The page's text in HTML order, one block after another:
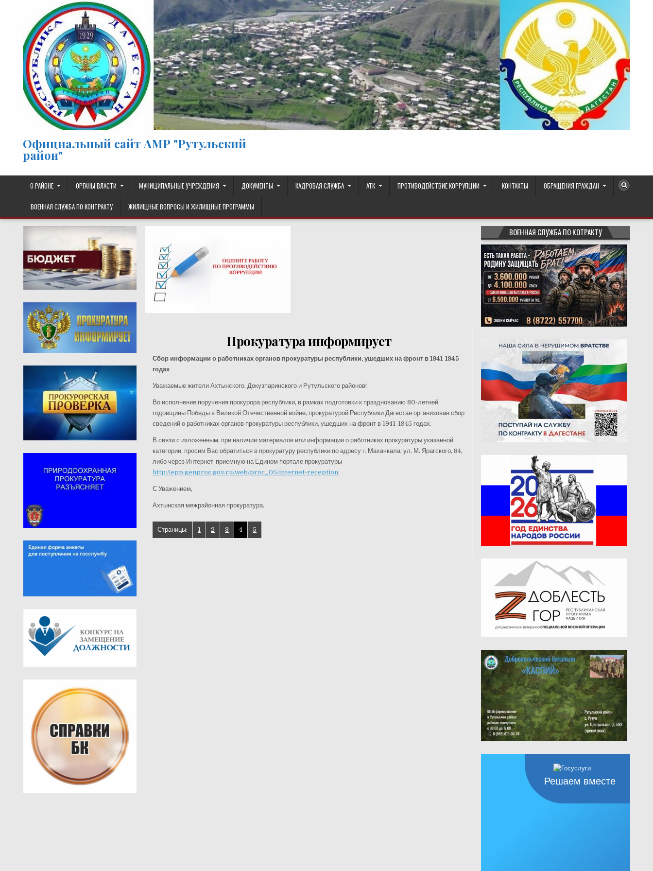
Перейти к содержимому
Официальный сайт АМР "Рутульский
район"
О РАЙОНЕ ОРГАНЫ ВЛАСТИ МУНИЦИПАЛЬНЫЕ УЧРЕЖДЕНИЯ ДОКУМЕНТЫ КАДРОВАЯ СЛУЖБА АТК ПРОТИВОДЕЙСТВИЕ КОРРУПЦИИ КОНТАКТЫ ОБРАЩЕНИЯ ГРАЖДАН
ВОЕННАЯ СЛУЖБА ПО КОНТРАКТУ ЖИЛИЩНЫЕ ВОПРОСЫ И ЖИЛИЩНЫЕ ПРОГРАММЫ
Прокуратура информирует
Сбор информации о работниках органов прокуратуры республики, ушедших на фронт в 1941-1945
годах
Уважаемые жители Ахтынского, Докузпаринского и Рутульского районов!
Во исполнение поручения прокурора республики, в рамках подготовки к празднованию 80-летней
годовщины Победы в Великой Отечественной войне, прокуратурой Республики Дагестан организован сбор
сведений о работниках органов прокуратуры республики, ушедших на фронт в 1941-1945 годах.
В связи с изложенным, при наличии материалов или информации о работниках прокуратуры указанной
категории, просим Вас обратиться в прокуратуру республики по адресу г. Махачкала, ул. М. Ярагского, 84,
либо через Интернет-приемную на Едином портале прокуратуры
http://epp.genproc.gov.ru/web/proc_05/internet-reception.
С Уважением,
Ахтынская межрайонная прокуратура.
Страницы: 1 2 3 4 5
ВОЕННАЯ СЛУЖБА ПО КОТРАКТУ
Решаем вместе